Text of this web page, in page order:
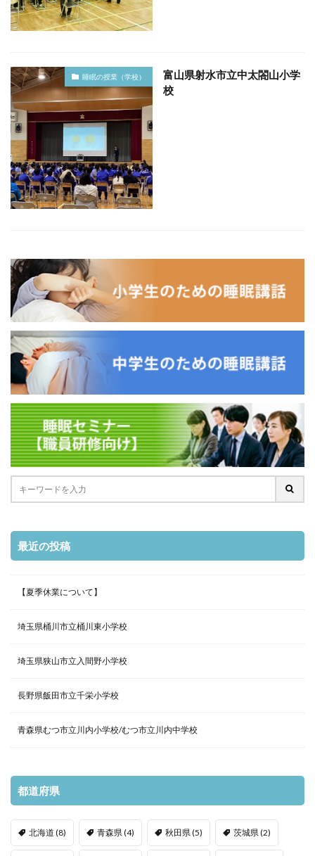
睡眠の授業（学校）
富山県射水市立中太閤山小学
校
最近の投稿
【夏季休業について】
埼玉県桶川市立桶川東小学校
埼玉県狭山市立入間野小学校
長野県飯田市立千栄小学校
青森県むつ市立川内小学校/むつ市立川内中学校
都道府県
北海道 (8) 青森県 (4) 秋田県 (5) 茨城県 (2)